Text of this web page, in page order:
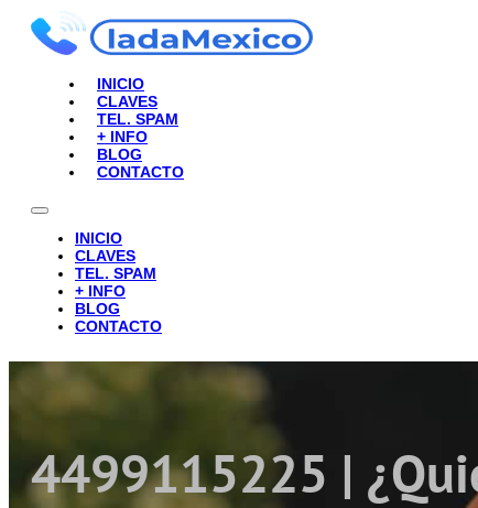
INICIO
CLAVES
TEL. SPAM
+ INFO
BLOG
CONTACTO
INICIO
CLAVES
TEL. SPAM
+ INFO
BLOG
CONTACTO
4499115225 |